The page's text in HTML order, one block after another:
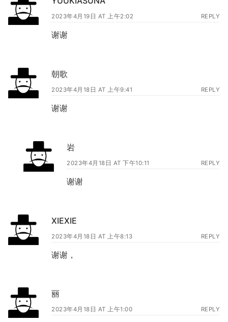
2023年4月19日 AT 上午2:02 REPLY
谢谢
朝歌
2023年4月18日 AT 上午9:41 REPLY
谢谢
岩
2023年4月18日 AT 下午10:11 REPLY
谢谢
XIEXIE
2023年4月18日 AT 上午8:13 REPLY
谢谢，
丽
2023年4月18日 AT 上午1:00 REPLY